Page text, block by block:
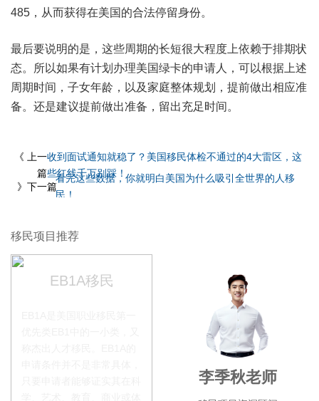
485，从而获得在美国的合法停留身份。
最后要说明的是，这些周期的长短很大程度上依赖于排期状
态。所以如果有计划办理美国绿卡的申请人，可以根据上述
周期时间，子女年龄，以及家庭整体规划，提前做出相应准
备。还是建议提前做出准备，留出充足时间。
《 上一
篇
收到面试通知就稳了？美国移民体检不通过的4大雷区，这
些红线千万别踩！
》下一篇
看完这些数据，你就明白美国为什么吸引全世界的人移
民！
移民项目推荐
EB1A移民
李季秋老师